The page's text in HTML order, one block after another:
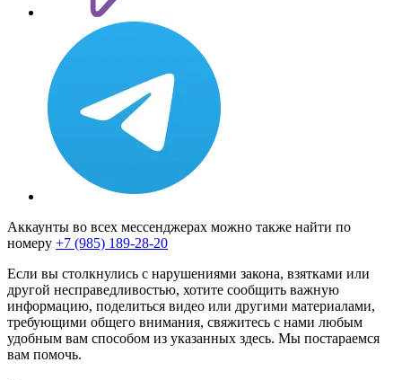
Аккаунты во всех мессенджерах можно также найти по
номеру +7 (985) 189-28-20
Если вы столкнулись с нарушениями закона, взятками или
другой несправедливостью, хотите сообщить важную
информацию, поделиться видео или другими материалами,
требующими общего внимания, свяжитесь с нами любым
удобным вам способом из указанных здесь. Мы постараемся
вам помочь.